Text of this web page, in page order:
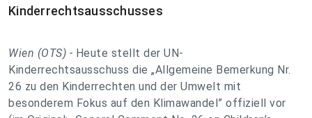
Kinderrechtsausschusses
Wien (OTS) - Heute stellt der UN-
Kinderrechtsausschuss die „Allgemeine Bemerkung Nr.
26 zu den Kinderrechten und der Umwelt mit
besonderem Fokus auf den Klimawandel” offiziell vor